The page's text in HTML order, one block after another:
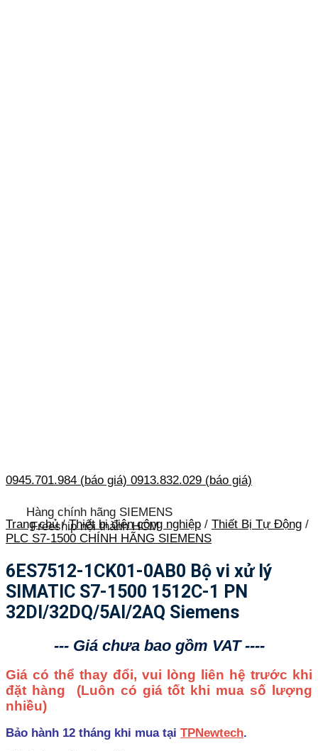
0945.701.984 (báo giá) 0913.832.029 (báo giá)
Hàng chính hãng SIEMENS
Freeship nội thành HCM
Trang chủ / Thiết bị điện công nghiệp / Thiết Bị Tự Động /
PLC S7-1500 CHÍNH HÃNG SIEMENS
6ES7512-1CK01-0AB0 Bộ vi xử lý
SIMATIC S7-1500 1512C-1 PN
32DI/32DQ/5AI/2AQ Siemens
--- Giá chưa bao gồm VAT ----
Giá có thể thay đổi, vui lòng liên hệ trước khi
đặt hàng (Luôn có giá tốt khi mua số lượng
nhiều)
Bảo hành 12 tháng khi mua tại TPNewtech.